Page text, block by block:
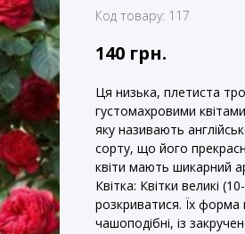
Код товару: 117
140 грн.
Ця низька, плетиста
густомахровими
яку називають
сорту, що його
квіти мають шикарний
Квітка: Квітки великі
розкриватися. Їх форма
чашоподібні, із